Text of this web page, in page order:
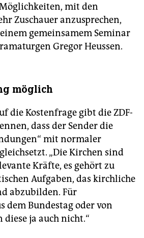
mit den
Zuschauer anzusprechen,
gemeinsamem Seminar
Gregor Heussen.
möglich
die Kostenfrage gibt die ZDF-
dass der Sender die
mit normaler
„Die Kirchen sind
Kräfte, es gehört zu
Aufgaben, das kirchliche
abzubilden. Für
dem Bundestag oder von
ja auch nicht.“